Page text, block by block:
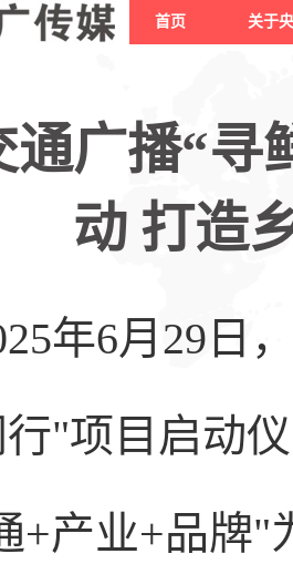
首页 关于
通广播“寻
动 打造
年6月29日
"项目启动
+产业+品牌"